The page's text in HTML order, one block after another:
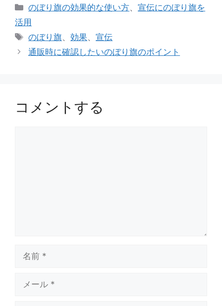
カ
テ
リ
ー
のぼり旗の効果的な使い方、宣伝にのぼり旗を
活用
タ
グ
のぼり旗、効果、宣伝
通販時に確認したいのぼり旗のポイント
コメントする